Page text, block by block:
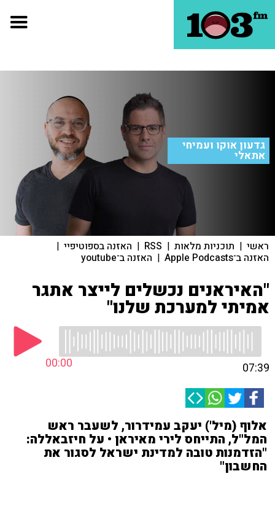
גדעון אוקו ועמיחי
אתאלי
ראשי | תוכניות מלאות |
RSS
| האזנה בספוטיפיי |
האזנה ב־Apple Podcasts | האזנה ב־youtube
"האיראנים נכשלים לייצר אתגר
אמיתי למערכת שלנו"
00:00 07:39
אלוף (מיל') יעקב עמידרור, לשעבר ראש
המל"ל, התייחס לירי מאיראן • על חיזבאללה:
"הזדמנות טובה למדינת ישראל לסגור את
החשבון"